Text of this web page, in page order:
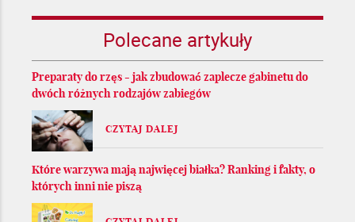
Polecane artykuły
Preparaty do rzęs - jak zbudować zaplecze gabinetu do
dwóch różnych rodzajów zabiegów
CZYTAJ DALEJ
Które warzywa mają najwięcej białka? Ranking i fakty, o
których inni nie piszą